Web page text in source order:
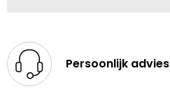
Persoonlijk advies